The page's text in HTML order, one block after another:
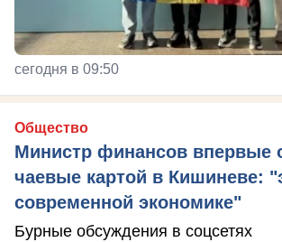
сегодня в 09:50
Общество
Министр финансов впервые
чаевые картой в Кишиневе:
современной экономике"
Бурные обсуждения в соцсетях